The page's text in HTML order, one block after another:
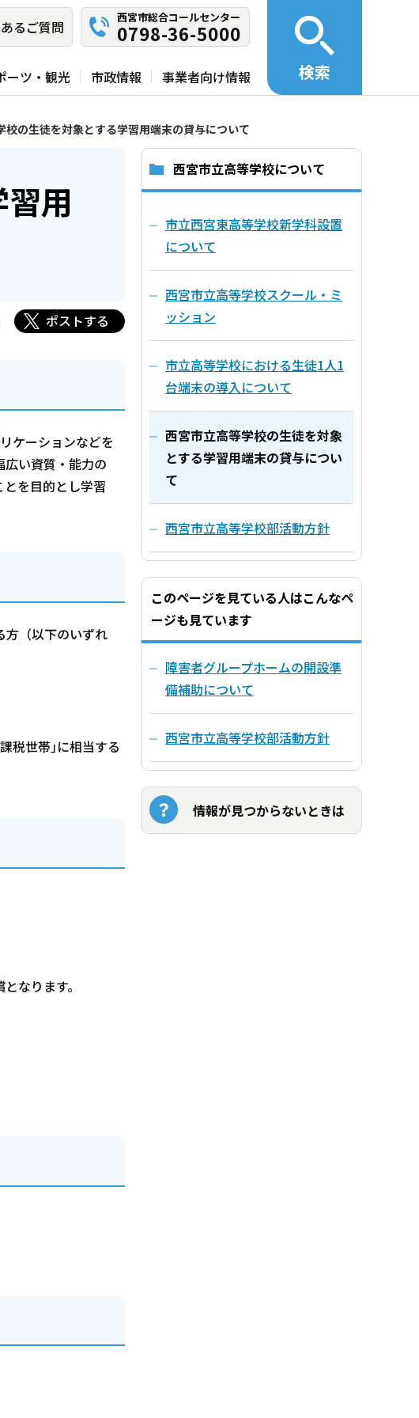
るご質問
西宮市総合コールセンター
0798-36-5000
ーツ・観光 市政情報 事業者向け情報 検索
校の生徒を対象とする学習用端末の貸与について
用
ポストする
ケーションなどを
い資質・能力の
を目的とし学習
方（以下のいずれ
税世帯｣に相当する
なります。
西宮市立高等学校について
市立西宮東高等学校新学科設置
について
西宮市立高等学校スクール・ミ
ッション
市立高等学校における生徒1人1
台端末の導入について
西宮市立高等学校の生徒を対象
とする学習用端末の貸与につい
て
西宮市立高等学校部活動方針
このページを見ている人はこんなペ
ージも見ています
障害者グループホームの開設準
備補助について
西宮市立高等学校部活動方針
情報が見つからないときは